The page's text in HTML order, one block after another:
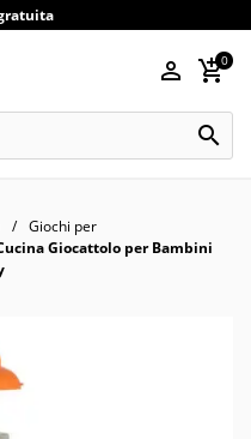
 0

Giochi per
Giocattolo per Bambini